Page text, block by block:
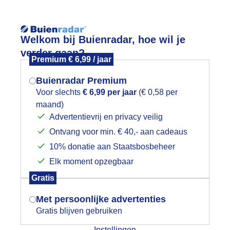
Welkom bij Buienradar, hoe wil je
verder gaan?
Premium € 6,99 / jaar
Buienradar Premium
Voor slechts € 6,99 per jaar (€ 0,58 per
maand)
Advertentievrij en privacy veilig
Ontvang voor min. € 40,- aan cadeaus
10% donatie aan Staatsbosbeheer
Elk moment opzegbaar
Gratis
Met persoonlijke advertenties
Gratis blijven gebruiken
Lees meer.
Foto en video Weerzine
Zoeken in
bewolking op komst vanaf de
Mogen we je locatie gebruiken voor
het weer?
Indien je hier nog geen akkoord op hebt
gegeven, verschijnt er zo een pop-up uit
je browser waarin deze toestemming
gevraagd wordt.